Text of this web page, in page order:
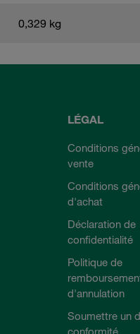
0,329 kg
LÉGAL
Conditions
vente
Conditions
d'achat
Déclaration de
confidentialité
Politique de
d'annulation
Soumettre un
conformité